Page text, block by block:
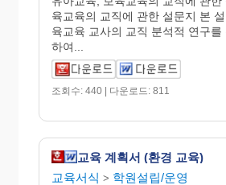
육교육의 교직에 관한 설문지 본
육교육 교사의 교직 분석적 연구
하여...
조회수: 440 | 다운로드: 811
교육 계획서 (환경 교육)
교육서식 > 학원설립/운영